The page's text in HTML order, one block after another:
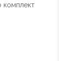
комплект